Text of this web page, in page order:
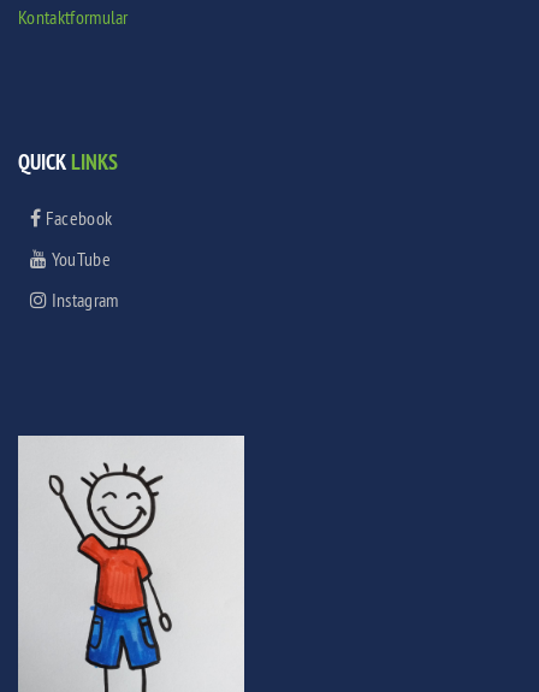
Kontaktformular
QUICKLINKS
Facebook
YouTube
Instagram